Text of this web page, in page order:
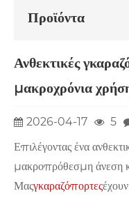
Προϊόντα
Ανθεκτικές
μακροχρόνια
2026-04-17 5
Επιλέγοντας ένα
μακροπρόθεσμη άνεση
Μαςγκαραζόπορτες